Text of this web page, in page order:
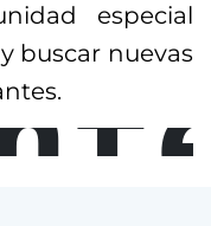
especial
buscar nuevas